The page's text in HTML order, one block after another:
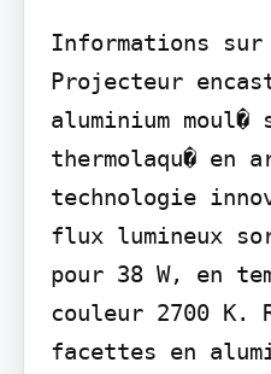
Informations
Projecteur
aluminium moul�
thermolaqu� en
technologie
flux lumineux
pour 38 W, en
couleur 2700 K.
facettes en